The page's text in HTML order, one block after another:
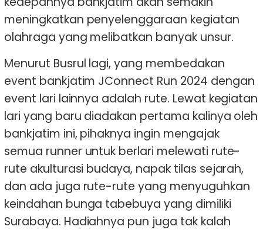
meningkatkan penyelenggaraan kegiatan
olahraga yang melibatkan banyak unsur.
Menurut Busrul lagi, yang membedakan
event bankjatim JConnect Run 2024 dengan
event lari lainnya adalah rute. Lewat kegiatan
lari yang baru diadakan pertama kalinya oleh
bankjatim ini, pihaknya ingin mengajak
semua runner untuk berlari melewati rute-
rute akulturasi budaya, napak tilas sejarah,
dan ada juga rute-rute yang menyuguhkan
keindahan bunga tabebuya yang dimiliki
Surabaya. Hadiahnya pun juga tak kalah